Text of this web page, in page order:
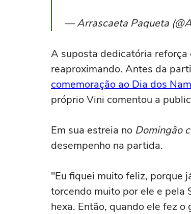
— Arrascaeta Paqueta
A suposta dedicatória
reaproximando. Antes da
comemoração ao Dia dos
próprio Vini comentou a
Em sua estreia no Domingão
desempenho na partida.
"Eu fiquei muito feliz, porque
torcendo muito por ele e pela
hexa. Então, quando ele fez